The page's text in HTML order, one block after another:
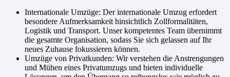
Internationale Umzüge: Der internationale Umzug erfordert
besondere Aufmerksamkeit hinsichtlich Zollformalitäten,
Logistik und Transport. Unser kompetentes Team übernimmt
die gesamte Organisation, sodass Sie sich gelassen auf Ihr
neues Zuhause fokussieren können.
Umzüge von Privatkunden: Wir verstehen die Anstrengungen
und Mühen eines Privatumzugs und bieten individuelle